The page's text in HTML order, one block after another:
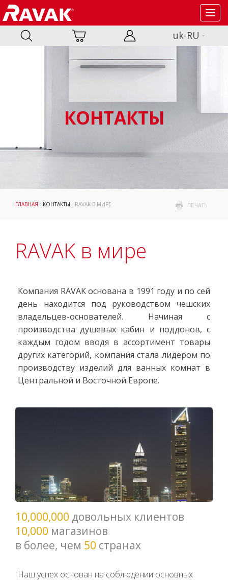
uk-RU
КОНТАКТЫ
ПЕЧАТЬ
ГЛАВНАЯ : КОНТАКТЫ : RAVAK В МИРЕ
RAVAK в мире
Компания RAVAK основана в 1991 году и по сей
день находится под руководством чешских
владельцев-основателей. Начиная с
производства душевых кабин и поддонов, с
каждым годом вводя в ассортимент товары
других категорий, компания стала лидером по
производству изделий для ванных комнат в
Центральной и Восточной Европе.
10,000,000 довольных клиентов
10,000 магазинов
в более, чем 50 странах
Наш успех основан на соблюдении основных